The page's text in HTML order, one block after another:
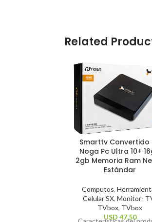
Related
Smarttv Convertido
Noga Pc Ultra 10+
2gb Memoria Ram
Estándar
Computos,
Celular SX, Monitor-
TVbox, TVbox
USD 47,50